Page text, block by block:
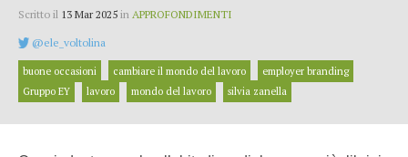
Scritto il 13 Mar 2025 in APPROFONDIMENTI
@ele_voltolina
buone occasioni cambiare il mondo del lavoro
employer branding
Gruppo EY
lavoro mondo del lavoro silvia zanella